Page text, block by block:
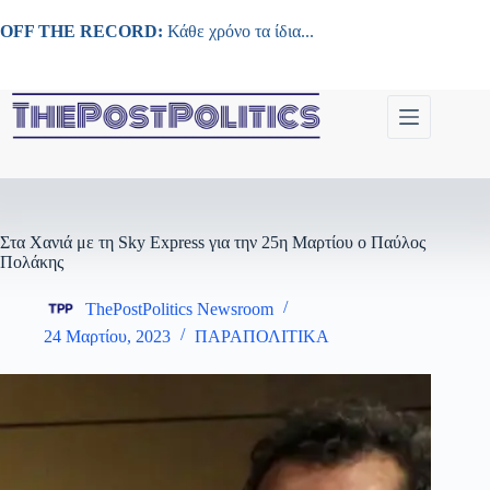
στο
OFF THE RECORD: Κάθε χρόνο τα ίδια...
Στα Χανιά με τη Sky Express για την 25η Μαρτίου ο Παύλος
Πολάκης
ThePostPolitics Newsroom
24 Μαρτίου, 2023
ΠΑΡΑΠΟΛΙΤΙΚΑ